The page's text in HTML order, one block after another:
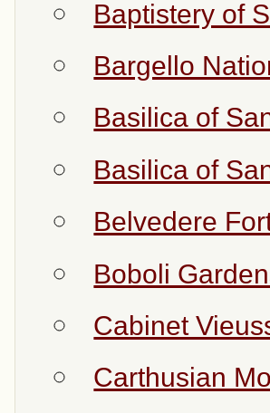
Baptistery of
Bargello
Basilica of
Basilica of
Belvedere
Boboli
Cabinet
Carthusian